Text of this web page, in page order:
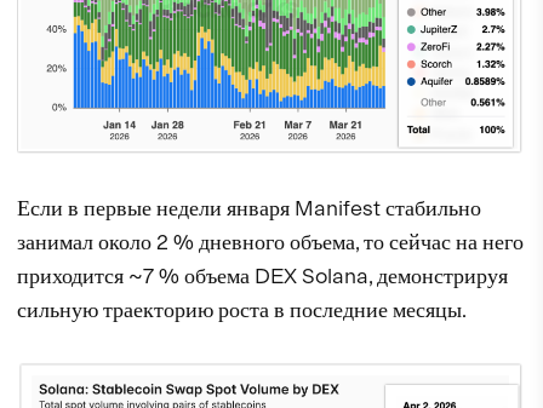
Если в первые недели января Manifest стабильно
занимал около 2 % дневного объема, то сейчас на него
приходится ~7 % объема DEX Solana, демонстрируя
сильную траекторию роста в последние месяцы.